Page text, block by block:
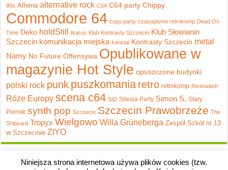
80s Alhena alternative rock C64 C64 party Chippy
Commodore 64 copy party czasopismo retrokomp Dead On
Time Deko holdStill Ikarus Klub Kontrasty Szczecin Klub Słowianin
Szczecin komunikacja miejska konstal Kontrasty Szczecin metal
Namy No Future Offensywa Opublikowane w
magazynie Hot Style opuszczone budynki
polski rock punk puszkomania retro retrokomp Riverwash
Róże Europy scena c64 SID Silesia Party Simon S. Stary
Piernik synth pop Szczecin Szczecin Prawobrzeże The
Shipyard Tropyx Wielgowo Willa Grüneberga Zespół Szkół nr 13
w Szczecinie ZIYO
Niniejsza strona internetowa używa plików cookies (tzw.